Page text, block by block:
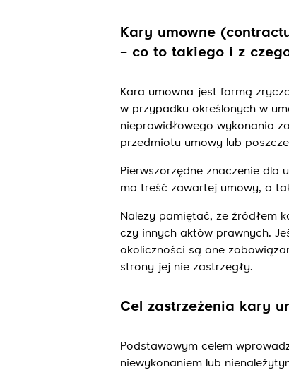
Kary umowne
– co to takiego i z
Kara umowna jest formą
w przypadku określonych w
nieprawidłowego wykonania
przedmiotu umowy lub
Pierwszorzędne znaczenie dla
ma treść zawartej umowy, a
Należy pamiętać, że źródłem
czy innych aktów prawnych.
okoliczności są one
strony jej nie zastrzegły.
Cel zastrzeżenia kary
Podstawowym celem
niewykonaniem lub